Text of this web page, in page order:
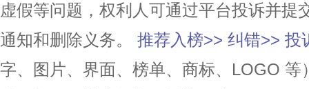
虚假等问题，权利人可通过平台投诉并提
通知和删除义务。
推荐入榜>> 纠错>> 投
字、图片、界面、榜单、商标、LOGO